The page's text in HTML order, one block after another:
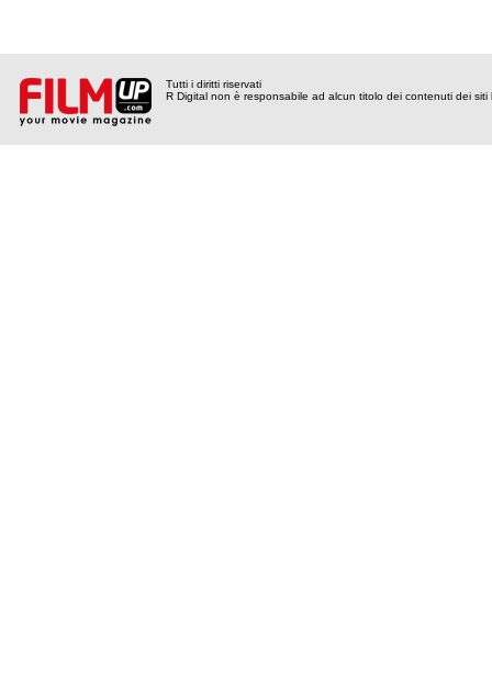
Tutti i diritti riservati
R Digital non è responsabile ad alcun titolo dei contenuti dei siti